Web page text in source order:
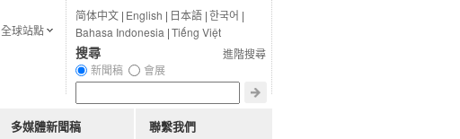
简体中文| English | 日本語|한국어 |
Bahasa Indonesia |Tiếng Việt
進階搜尋
搜尋
新聞稿 會展
全球站點
多媒體新聞稿 聯繫我們